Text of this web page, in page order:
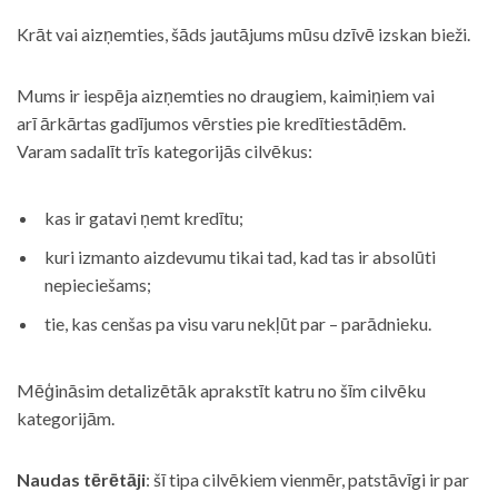
Krāt vai aizņemties, šāds jautājums mūsu dzīvē izskan bieži.
Mums ir iespēja aizņemties no draugiem, kaimiņiem vai
arī ārkārtas gadījumos vērsties pie kredītiestādēm.
Varam sadalīt trīs kategorijās cilvēkus:
kas ir gatavi ņemt kredītu;
kuri izmanto aizdevumu tikai tad, kad tas ir absolūti
nepieciešams;
tie, kas cenšas pa visu varu nekļūt par – parādnieku.
Mēģināsim detalizētāk aprakstīt katru no šīm cilvēku
kategorijām.
Naudas tērētāji: šī tipa cilvēkiem vienmēr, patstāvīgi ir par